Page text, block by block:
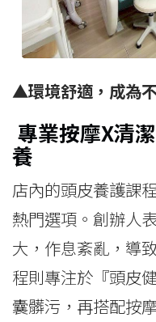
▲環境舒適，成為
專業按摩X清
養
店內的頭皮養護課
熱門選項。創辦人
大，作息紊亂，導
程則專注於『頭皮
囊髒污，再搭配按